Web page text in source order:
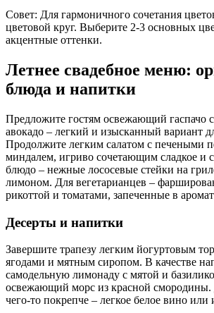
Совет: Для гармоничного сочетания
цветовой круг. Выберите 2-3 основных
акцентные оттенки.
Летнее свадебное меню:
блюда и напитки
Предложите гостям освежающий гаспачо
авокадо – легкий и изысканный вариант
Продолжите легким салатом с печеными
миндалем, игриво сочетающим сладкое и
блюдо – нежные лососевые стейки на
лимоном. Для вегетарианцев –
рикоттой и томатами, запеченные в
Десерты и напитки
Завершите трапезу легким йогуртовым
ягодами и мятным сиропом. В качестве
самодельную лимонаду с мятой и
освежающий морс из красной смородины.
чего-то покрепче – легкое белое вино или